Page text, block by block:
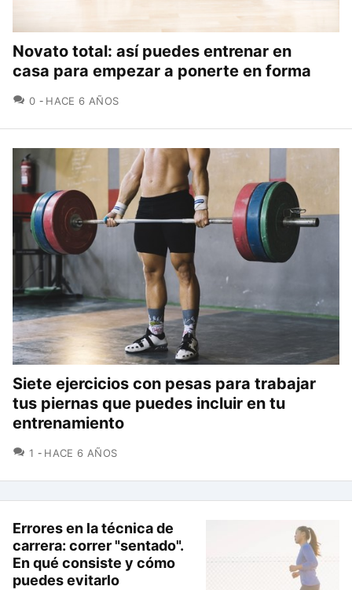
Novato total: así puedes entrenar en
casa para empezar a ponerte en forma
0 COMENTARIOS
HACE 6 AÑOS
Siete ejercicios con pesas para trabajar
tus piernas que puedes incluir en tu
entrenamiento
1 COMENTARIOS
HACE 6 AÑOS
Errores en la técnica de
carrera: correr "sentado".
En qué consiste y cómo
puedes evitarlo